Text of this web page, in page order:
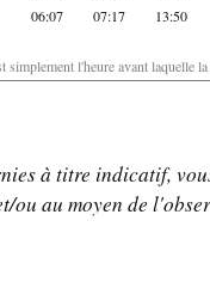
06:07 07:17 13:50
l'heure avant laquelle
à titre indicatif,
ou au moyen de